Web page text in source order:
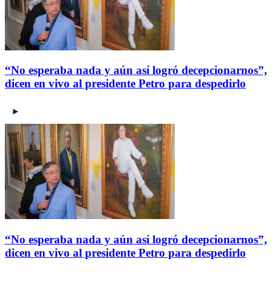
“No esperaba nada y aún así logró decepcionarnos”,
dicen en vivo al presidente Petro para despedirlo
“No esperaba nada y aún así logró decepcionarnos”,
dicen en vivo al presidente Petro para despedirlo